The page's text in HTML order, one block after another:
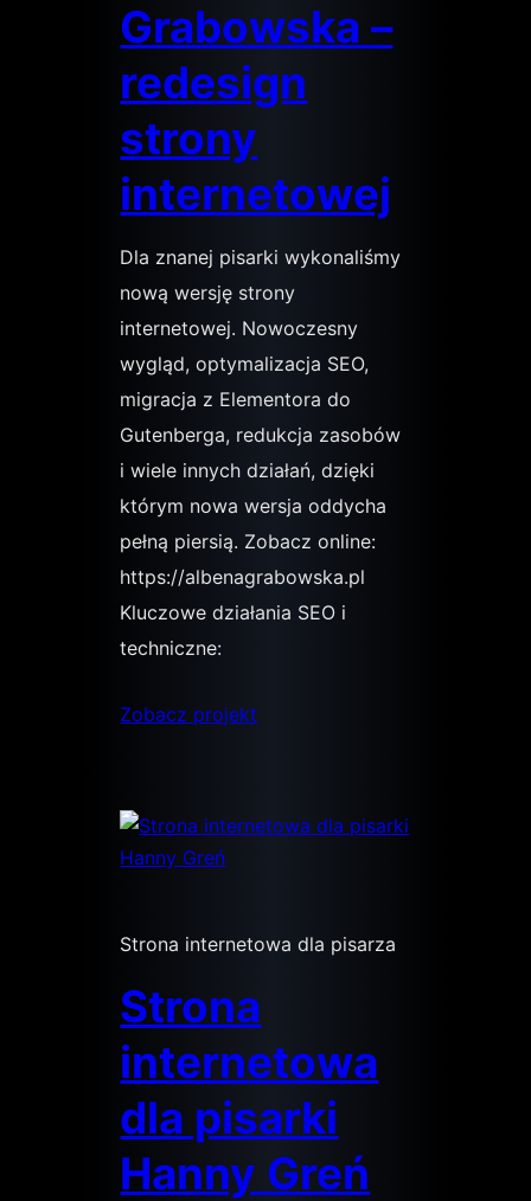
Grabowska –
redesign
strony
internetowej
Dla znanej pisarki wykonaliśmy
nową wersję strony
internetowej. Nowoczesny
wygląd, optymalizacja SEO,
migracja z Elementora do
Gutenberga, redukcja zasobów
i wiele innych działań, dzięki
którym nowa wersja oddycha
pełną piersią. Zobacz online:
https://albenagrabowska.pl
Kluczowe działania SEO i
techniczne:
Zobacz projekt
Strona internetowa dla pisarza
Strona
internetowa
dla pisarki
Hanny Greń